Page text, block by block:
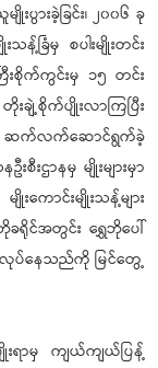
ပွားခဲ့ခြင်း၊ ၂၀၀၆ ခု
န့်ခြံမှ စပါးမျိုးတင်း
ြီးစိုက်ကွင်းမှ ၁၅ တင်း
ျဲ့စိုက်ပျိုးလာကြပြီး
ေး ဆက်လက်ဆောင်ရွက်ခဲ့
းဌာနမှ မျိုးများမှာ
းကောင်းမျိုးသန့်များ
ခရိုင်အတွင်း ရွှေဘိုပေါ်
တ်လုပ်နေသည်ကို မြင်တွေ့
ရာမှ ကျယ်ကျယ်ပြန့်